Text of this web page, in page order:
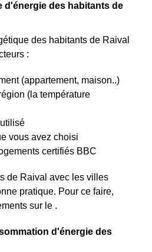
d'énergie des habitants de
des habitants de Raival
:
(appartement, maison..)
(la température
vous avez choisi
certifiés BBC
de Raival avec les villes
pratique. Pour ce faire,
sur le .
d'énergie des